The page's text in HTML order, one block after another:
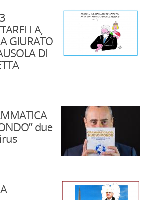
GIURATO
DI
due